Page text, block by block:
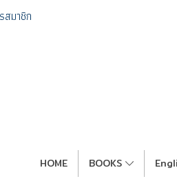
สมาชิก
HOME BOOKS